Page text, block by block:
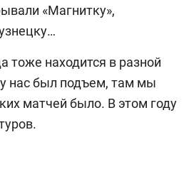
«Магнитку»,
тоже находится в разной
нас был подъем, там мы
матчей было. В этом году